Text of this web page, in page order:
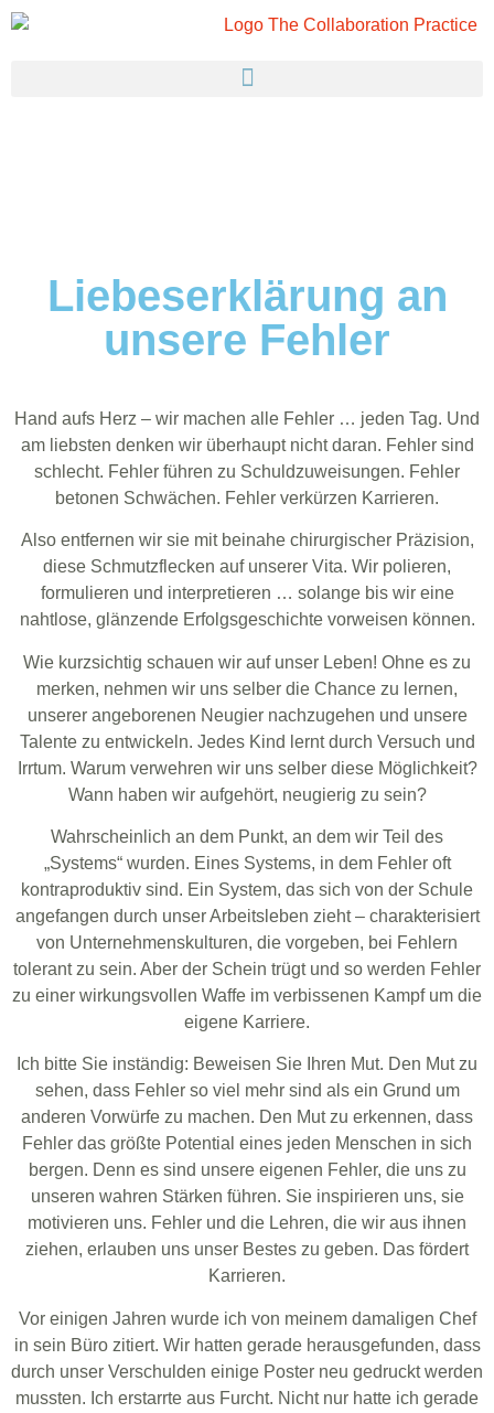
Liebeserklärung an
unsere Fehler
Hand aufs Herz – wir machen alle Fehler … jeden Tag. Und
am liebsten denken wir überhaupt nicht daran. Fehler sind
schlecht. Fehler führen zu Schuldzuweisungen. Fehler
betonen Schwächen. Fehler verkürzen Karrieren.
Also entfernen wir sie mit beinahe chirurgischer Präzision,
diese Schmutzflecken auf unserer Vita. Wir polieren,
formulieren und interpretieren … solange bis wir eine
nahtlose, glänzende Erfolgsgeschichte vorweisen können.
Wie kurzsichtig schauen wir auf unser Leben! Ohne es zu
merken, nehmen wir uns selber die Chance zu lernen,
unserer angeborenen Neugier nachzugehen und unsere
Talente zu entwickeln. Jedes Kind lernt durch Versuch und
Irrtum. Warum verwehren wir uns selber diese Möglichkeit?
Wann haben wir aufgehört, neugierig zu sein?
Wahrscheinlich an dem Punkt, an dem wir Teil des
„Systems“ wurden. Eines Systems, in dem Fehler oft
kontraproduktiv sind. Ein System, das sich von der Schule
angefangen durch unser Arbeitsleben zieht – charakterisiert
von Unternehmenskulturen, die vorgeben, bei Fehlern
tolerant zu sein. Aber der Schein trügt und so werden Fehler
zu einer wirkungsvollen Waffe im verbissenen Kampf um die
eigene Karriere.
Ich bitte Sie inständig: Beweisen Sie Ihren Mut. Den Mut zu
sehen, dass Fehler so viel mehr sind als ein Grund um
anderen Vorwürfe zu machen. Den Mut zu erkennen, dass
Fehler das größte Potential eines jeden Menschen in sich
bergen. Denn es sind unsere eigenen Fehler, die uns zu
unseren wahren Stärken führen. Sie inspirieren uns, sie
motivieren uns. Fehler und die Lehren, die wir aus ihnen
ziehen, erlauben uns unser Bestes zu geben. Das fördert
Karrieren.
Vor einigen Jahren wurde ich von meinem damaligen Chef
in sein Büro zitiert. Wir hatten gerade herausgefunden, dass
durch unser Verschulden einige Poster neu gedruckt werden
mussten. Ich erstarrte aus Furcht. Nicht nur hatte ich gerade